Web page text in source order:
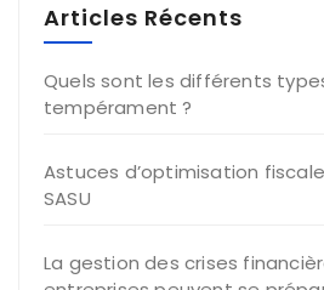
Articles Récents
Quels sont les différents
tempérament ?
Astuces d’optimisation
SASU
La gestion des crises